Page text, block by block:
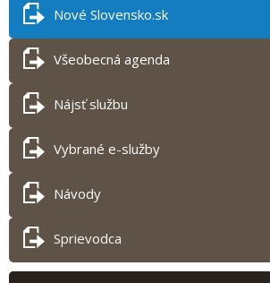
Nové Slovensko.sk
Všeobecná agenda
Nájsť službu
Vybrané e-služby
Návody
Sprievodca